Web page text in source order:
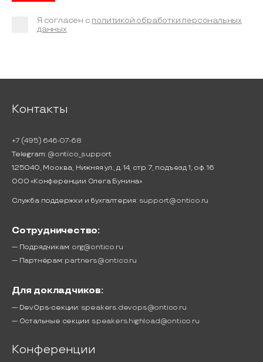
Я согласен с политикой обработки персональных
данных
Контакты
+7 (495) 646-07-68
Telegram: @ontico_support
125040, Москва, Нижняя ул., д. 14, стр. 7, подъезд 1, оф. 16
ООО «Конференции Олега Бунина»
Служба поддержки и бухгалтерия: support@ontico.ru
Сотрудничество:
— Подрядчикам: org@ontico.ru
— Партнёрам: partners@ontico.ru
Для докладчиков:
— DevOps-секции: speakers.devops@ontico.ru
— Остальные секции: speakers.highload@ontico.ru
Конференции